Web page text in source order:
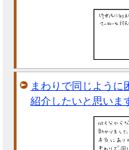
まわりで同じように
紹介したいと思いま